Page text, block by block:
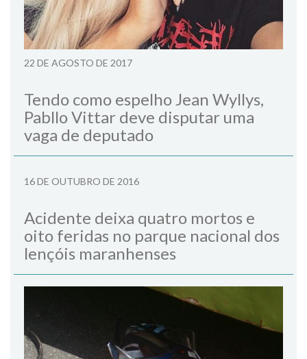
22 DE AGOSTO DE 2017
Tendo como espelho Jean Wyllys,
Pabllo Vittar deve disputar uma
vaga de deputado
16 DE OUTUBRO DE 2016
Acidente deixa quatro mortos e
oito feridas no parque nacional dos
lençóis maranhenses